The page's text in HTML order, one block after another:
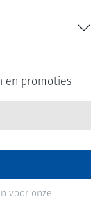
en promoties
voor onze